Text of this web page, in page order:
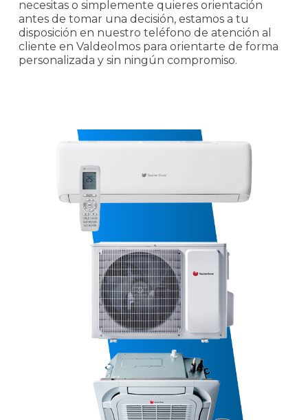
necesitas o simplemente quieres orientación
antes de tomar una decisión, estamos a tu
disposición en nuestro teléfono de atención al
cliente en Valdeolmos para orientarte de forma
personalizada y sin ningún compromiso.